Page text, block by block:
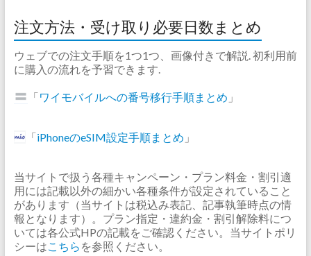
注文方法・受け取り必要日数まとめ
ウェブでの注文手順を1つ1つ、画像付きで解説. 初利用前
に購入の流れを予習できます.
「ワイモバイルへの番号移行手順まとめ 」
「iPhoneのeSIM設定手順まとめ 」
当サイトで扱う各種キャンペーン・プラン料金・割引適
用には記載以外の細かい各種条件が設定されていること
があります（当サイトは税込み表記、記事執筆時点の情
報となります）。プラン指定・違約金・割引解除料につ
いては各公式HPの記載をご確認ください。当サイトポリ
シーは こちら を参照ください。